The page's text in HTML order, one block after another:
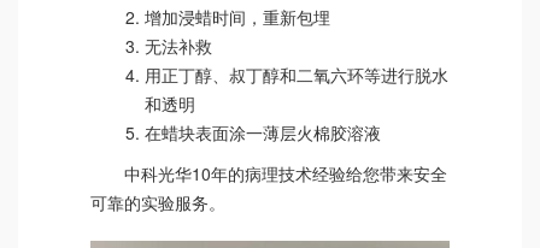
增加浸蜡时间，重新包埋
无法补救
用正丁醇、叔丁醇和二氧六环等进行脱水
和透明
在蜡块表面涂一薄层火棉胶溶液
中科光华10年的病理技术经验给您带来安全
可靠的实验服务。